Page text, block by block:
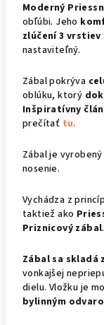
Moderný
obľúbi. Jeho
zlúčení 3 vrstiev
nastaviteľný.
Zábal pokrýva
oblúku, ktorý
Inšpiratívny
prečítať tu.
Zábal je
nosenie.
Vychádza z
taktiež ako
Priznicový zábal.
Zábal sa
vonkajšej
dielu. Vložku je
bylinným